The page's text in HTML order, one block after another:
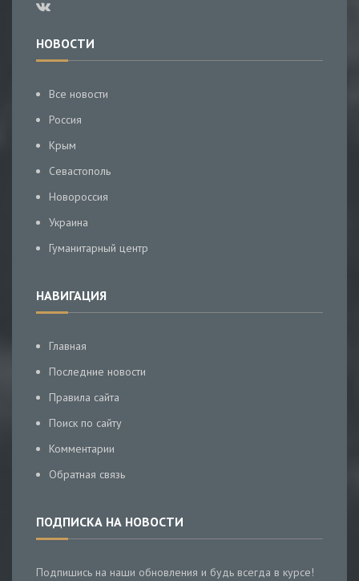
НОВОСТИ
Все новости
Россия
Крым
Севастополь
Новороссия
Украина
Гуманитарный центр
НАВИГАЦИЯ
Главная
Последние новости
Правила сайта
Поиск по сайту
Комментарии
Обратная связь
ПОДПИСКА НА НОВОСТИ
Подпишись на наши обновления и будь всегда в курсе!